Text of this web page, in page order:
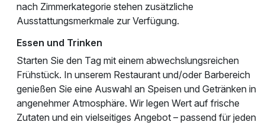
nach Zimmerkategorie stehen zusätzliche
Ausstattungsmerkmale zur Verfügung.
Essen und Trinken
Starten Sie den Tag mit einem abwechslungsreichen
Frühstück. In unserem Restaurant und/oder Barbereich
genießen Sie eine Auswahl an Speisen und Getränken in
angenehmer Atmosphäre. Wir legen Wert auf frische
Zutaten und ein vielseitiges Angebot – passend für jeden